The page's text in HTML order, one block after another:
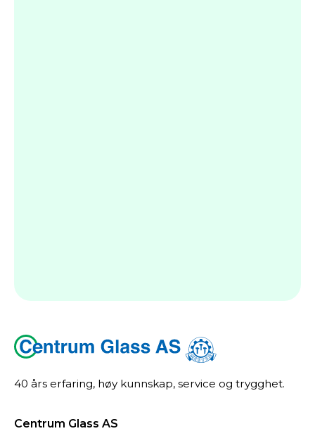
40 års erfaring, høy kunnskap, service og trygghet.
Centrum Glass AS